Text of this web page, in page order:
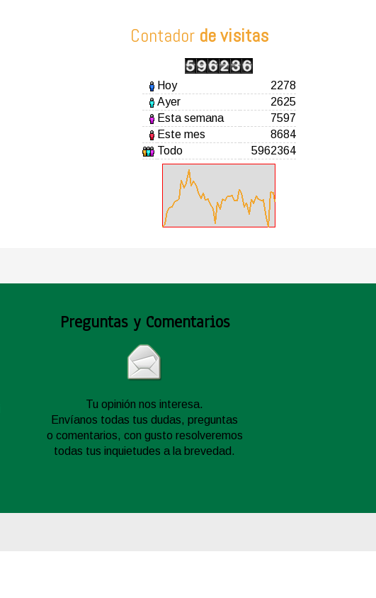
Contador de visitas
Hoy
2278
Ayer
2625
Esta semana
7597
Este mes
8684
Todo
5962364
Preguntas y Comentarios
Tu opinión nos interesa.
Envíanos todas tus dudas, preguntas
o comentarios, con gusto resolveremos
todas tus inquietudes a la brevedad.